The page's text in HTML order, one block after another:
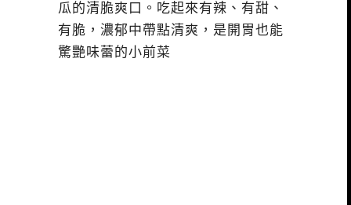
瓜的清脆爽口。吃起來有辣、有甜、
有脆，濃郁中帶點清爽，是開胃也能
驚艷味蕾的小前菜